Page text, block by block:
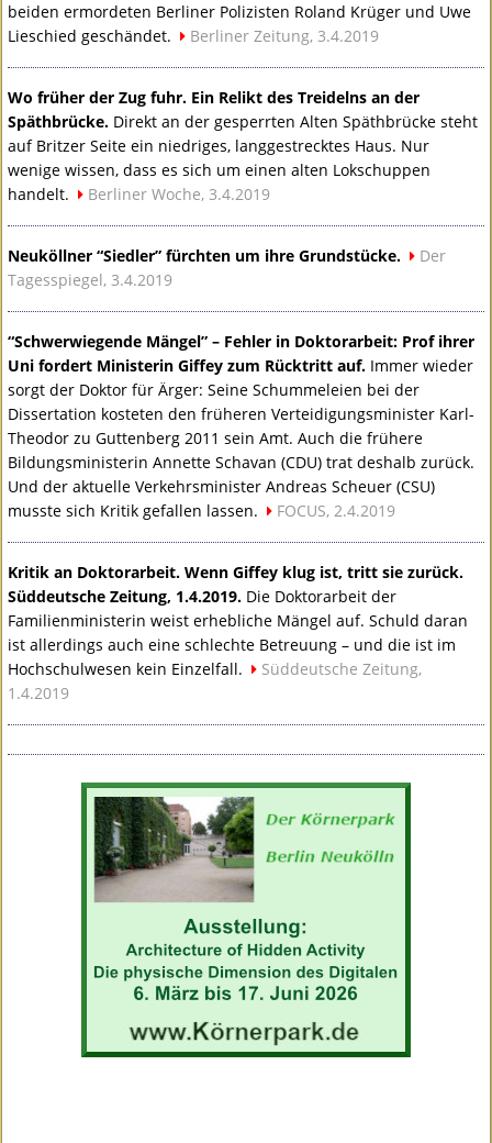
beiden ermordeten Berliner Polizisten Roland Krüger und Uwe
Lieschied geschändet.
Berliner Zeitung, 3.4.2019
Wo früher der Zug fuhr. Ein Relikt des Treidelns an der
Späthbrücke. Direkt an der gesperrten Alten Späthbrücke steht
auf Britzer Seite ein niedriges, langgestrecktes Haus. Nur
wenige wissen, dass es sich um einen alten Lokschuppen
handelt.
Berliner Woche, 3.4.2019
Neuköllner “Siedler” fürchten um ihre Grundstücke.
Der
Tagesspiegel, 3.4.2019
“Schwerwiegende Mängel” – Fehler in Doktorarbeit: Prof ihrer
Uni fordert Ministerin Giffey zum Rücktritt auf. Immer wieder
sorgt der Doktor für Ärger: Seine Schummeleien bei der
Dissertation kosteten den früheren Verteidigungsminister Karl-
Theodor zu Guttenberg 2011 sein Amt. Auch die frühere
Bildungsministerin Annette Schavan (CDU) trat deshalb zurück.
Und der aktuelle Verkehrsminister Andreas Scheuer (CSU)
musste sich Kritik gefallen lassen.
FOCUS, 2.4.2019
Kritik an Doktorarbeit. Wenn Giffey klug ist, tritt sie zurück.
Süddeutsche Zeitung, 1.4.2019. Die Doktorarbeit der
Familienministerin weist erhebliche Mängel auf. Schuld daran
ist allerdings auch eine schlechte Betreuung – und die ist im
Hochschulwesen kein Einzelfall.
Süddeutsche Zeitung,
1.4.2019